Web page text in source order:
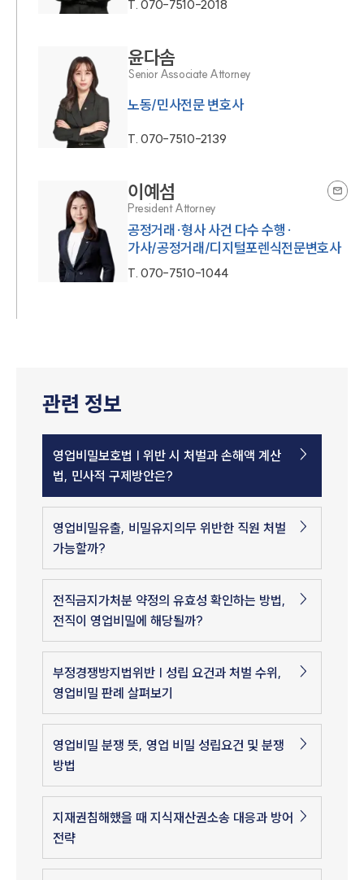
T.070-7510-2018
윤다솜
Senior Associate Attorney
노동/민사전문 변호사
T.070-7510-2139
이예섬
President Attorney
공정거래·형사 사건 다수 수행·
가사/공정거래/디지털포렌식전문변호사
T.070-7510-1044
관련 정보
영업비밀보호법 | 위반 시 처벌과 손해액 계산
법, 민사적 구제방안은?
영업비밀유출, 비밀유지의무 위반한 직원 처벌
가능할까?
전직금지가처분 약정의 유효성 확인하는 방법,
전직이 영업비밀에 해당될까?
부정경쟁방지법위반 | 성립 요건과 처벌 수위,
영업비밀 판례 살펴보기
영업비밀 분쟁 뜻, 영업 비밀 성립요건 및 분쟁
방법
지재권침해했을 때 지식재산권소송 대응과 방어
전략